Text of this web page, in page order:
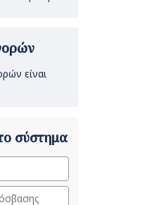
είναι
σύστημα